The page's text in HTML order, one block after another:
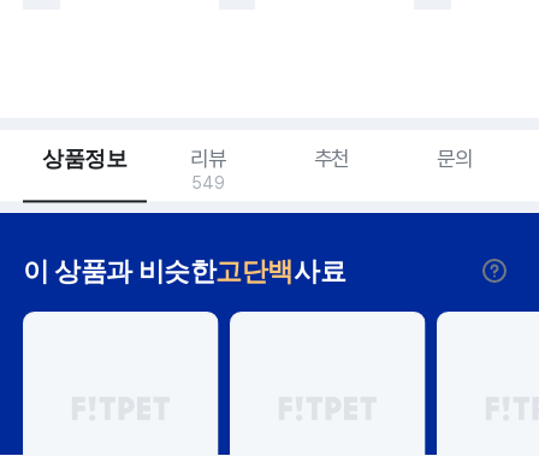
상품정보 리뷰
549
추천 문의
이 상품과 비슷한고단백사료